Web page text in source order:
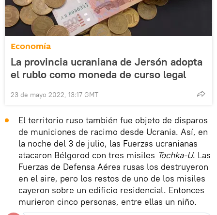
Economía
La provincia ucraniana de Jersón adopta
el rublo como moneda de curso legal
23 de mayo 2022, 13:17 GMT
El territorio ruso también fue objeto de disparos
de municiones de racimo desde Ucrania. Así, en
la noche del 3 de julio, las Fuerzas ucranianas
atacaron Bélgorod con tres misiles Tochka-U. Las
Fuerzas de Defensa Aérea rusas los destruyeron
en el aire, pero los restos de uno de los misiles
cayeron sobre un edificio residencial. Entonces
murieron cinco personas, entre ellas un niño.